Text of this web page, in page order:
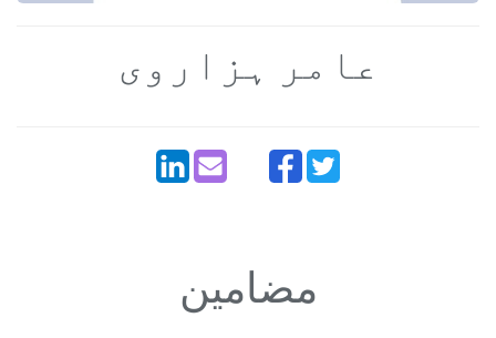
عامر ہزاروی
مضامین